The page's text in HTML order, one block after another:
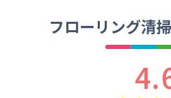
フローリング清